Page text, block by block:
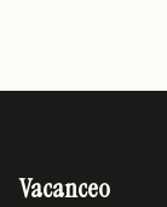
Vacanceo